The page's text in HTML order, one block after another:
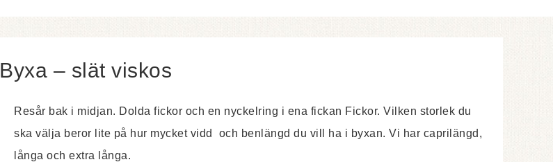
Byxa – slät viskos
Resår bak i midjan. Dolda fickor och en nyckelring i ena fickan Fickor. Vilken storlek du
ska välja beror lite på hur mycket vidd och benlängd du vill ha i byxan. Vi har caprilängd,
långa och extra långa.